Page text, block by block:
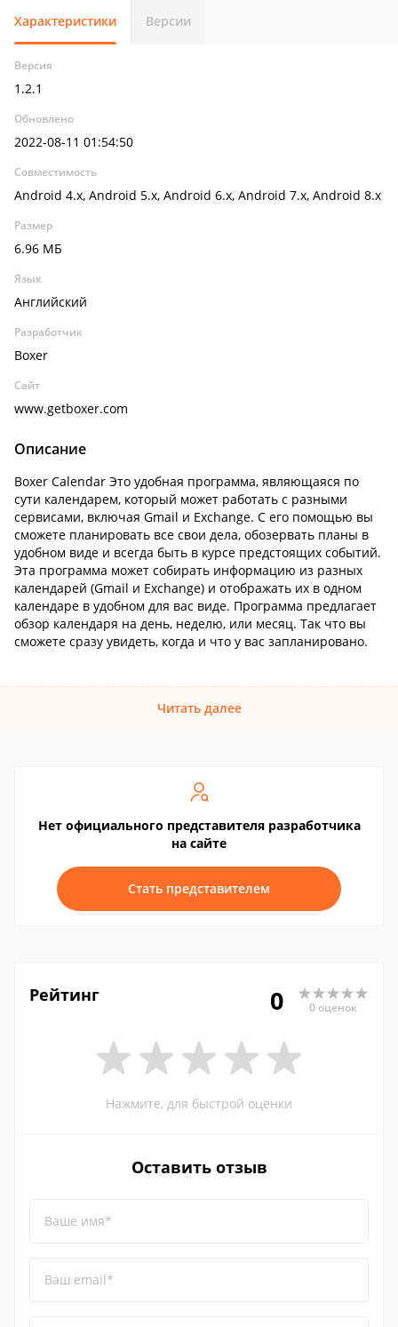
Характеристики Версии
Версия
1.2.1
Обновлено
2022-08-11 01:54:50
Совместимость
Android 4.x, Android 5.x, Android 6.x, Android 7.x, Android 8.x
Размер
6.96 МБ
Язык
Английский
Разработчик
Boxer
Сайт
www.getboxer.com
Описание
Boxer Calendar Это удобная программа, являющаяся по
сути календарем, который может работать с разными
сервисами, включая Gmail и Exchange. С его помощью вы
сможете планировать все свои дела, обозервать планы в
удобном виде и всегда быть в курсе предстоящих событий.
Эта программа может собирать информацию из разных
календарей (Gmail и Exchange) и отображать их в одном
календаре в удобном для вас виде. Программа предлагает
обзор календаря на день, неделю, или месяц. Так что вы
сможете сразу увидеть, когда и что у вас запланировано.
Читать далее
Нет официального представителя разработчика
на сайте
Стать представителем
Рейтинг 0 0 оценок
Нажмите, для быстрой оценки
Оставить отзыв
Ваше имя*
Ваш email*